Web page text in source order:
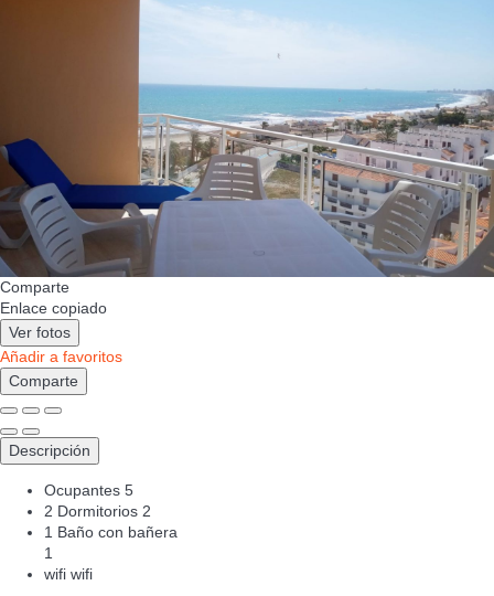
Comparte
Enlace copiado
Ver fotos
Añadir a favoritos
Comparte
Descripción
Ocupantes 5
2 Dormitorios 2
1 Baño con bañera
1
wifi wifi